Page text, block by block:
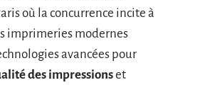
où la concurrence incite à
imprimeries modernes
avancées pour
des impressionset